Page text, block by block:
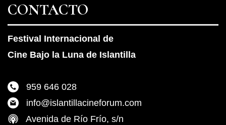
CONTACTO
Festival Internacional de
Cine Bajo la Luna de Islantilla
959 646 028
info@islantillacineforum.com
Avenida de Río Frío, s/n